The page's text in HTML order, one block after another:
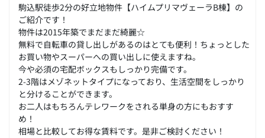
駒込駅徒歩2分の好立地物件【ハイムプリマヴェーラB棟】の
ご紹介です！
物件は2015年築でまだまだ綺麗☆
無料で自転車の貸し出しがあるのはとても便利！ちょっとした
お買い物やスーパーへの買い出しに使えますね。
今や必須の宅配ボックスもしっかり完備です。
2-3階はメゾネットタイプになっており、生活空間をしっかり
と分けることができます。
お二人はもちろんテレワークをされる単身の方にもおすす
め！
相場と比較してお得な賃料です。是非ご検討ください！